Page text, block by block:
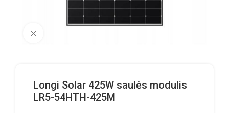
Longi Solar 425W saulės modulis
LR5-54HTH-425M